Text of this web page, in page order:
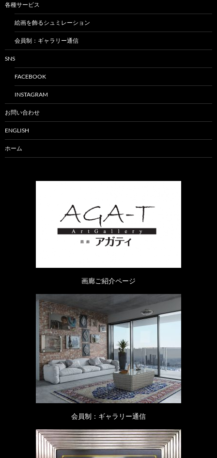
各種サービス
絵画を飾るシュミレーション
会員制：ギャラリー通信
SNS
FACEBOOK
INSTAGRAM
お問い合わせ
ENGLISH
ホーム
画廊ご紹介ページ
会員制：ギャラリー通信